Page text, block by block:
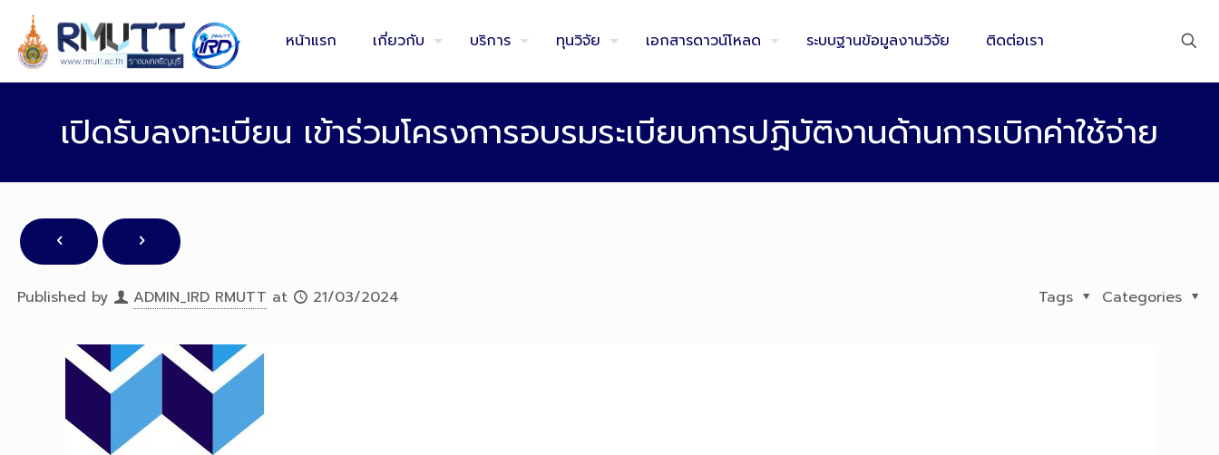
หน้าแรก เกี่ยวกับ บริการ ทุนวิจัย เอกสารดาวน์โหลด ระบบฐานข้อมูลงานวิจัย ติดต่อเรา
เปิดรับลงทะเบียน เข้าร่วมโครงการอบรมระเบียบการปฏิบัติงานด้านการเบิกค่าใช้จ่าย
Published by ADMIN_IRD RMUTT at 21/03/2024 Categories
Tags